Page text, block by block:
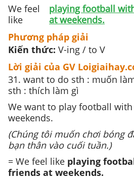
We feel
like
playing football
at weekends.
Phương pháp giải
Kiến thức: V-ing / to V
Lời giải của GV
31. want to do sth : muốn
sth : thích làm gì
We want to play football
weekends.
(Chúng tôi muốn chơi bóng
bạn thân vào cuối tuần.)
= We feel like playing
friends at weekends.